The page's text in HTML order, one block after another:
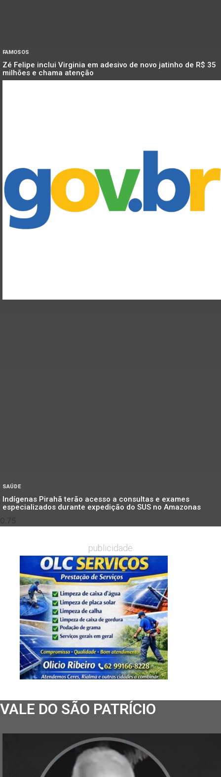
FAMOSOS
Zé Felipe inclui Virginia em adesivo de novo jatinho de R$ 35
milhões e chama atenção
SAÚDE
Indígenas Pirahã terão acesso a consultas e exames
especializados durante expedição do SUS no Amazonas
publicidade
VALE DO SÃO PATRÍCIO